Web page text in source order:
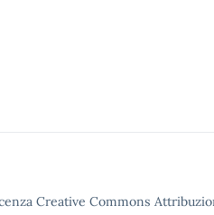
Creative Commons